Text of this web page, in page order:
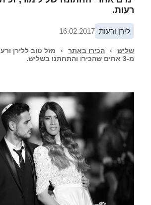
רעות.
לירן ורעות 16.02.2017
שליש › הכירו באתר ›
מזל טוב ללירן
מ-3 אחים שהכירו והתחתנו בשליש.